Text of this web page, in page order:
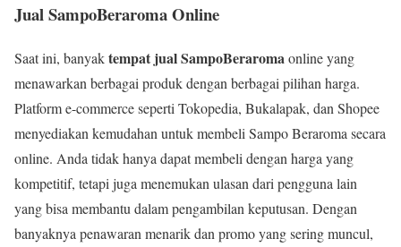
Jual SampoBeraroma Online
Saat ini, banyaktempat jual SampoBeraromaonline yang
menawarkan berbagai produk dengan berbagai pilihan harga.
Platform e-commerce seperti Tokopedia, Bukalapak, dan Shopee
menyediakan kemudahan untuk membeli Sampo Beraroma secara
online. Anda tidak hanya dapat membeli dengan harga yang
kompetitif, tetapi juga menemukan ulasan dari pengguna lain
yang bisa membantu dalam pengambilan keputusan. Dengan
banyaknya penawaran menarik dan promo yang sering muncul,